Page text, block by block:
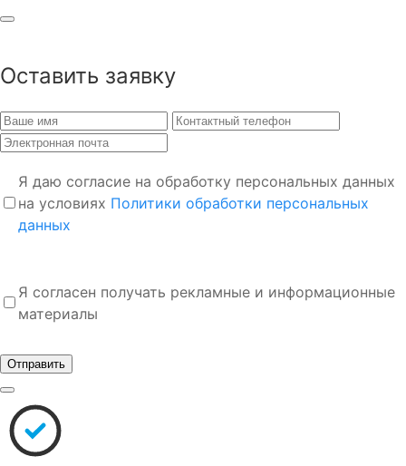
Оставить заявку
Я даю согласие на обработку персональных данных
на условиях Политики обработки персональных
данных
Я согласен получать рекламные и информационные
материалы
Отправить